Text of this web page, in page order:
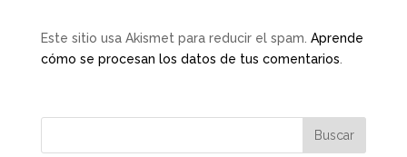
Este sitio usa Akismet para reducir el spam. Aprende
cómo se procesan los datos de tus comentarios